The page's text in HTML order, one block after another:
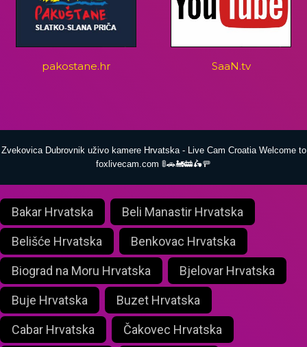
pakostane.hr SaaN.tv
Zvekovica Dubrovnik uživo kamere Hrvatska - Live Cam Croatia Welcome to
foxlivecam.com 🚦🚗🚂🚋🛵🚥
Bakar Hrvatska Beli Manastir Hrvatska
Belišće Hrvatska Benkovac Hrvatska
Biograd na Moru Hrvatska Bjelovar Hrvatska
Buje Hrvatska Buzet Hrvatska
Cabar Hrvatska Čakovec Hrvatska